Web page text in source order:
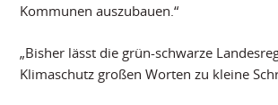
Kommunen auszubauen.“
„Bisher lässt die grün-schwarze
Klimaschutz großen Worten zu kleine